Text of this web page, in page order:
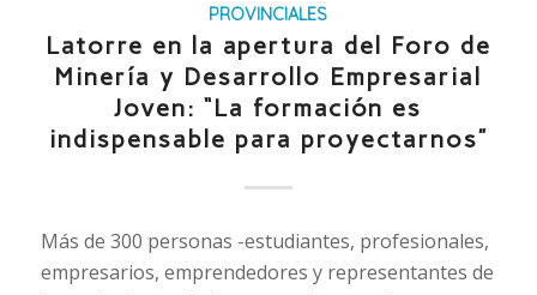
PROVINCIALES
Latorre en la apertura del Foro de
Minería y Desarrollo Empresarial
Joven: “La formación es
indispensable para proyectarnos”
Más de 300 personas -estudiantes, profesionales,
empresarios, emprendedores y representantes de